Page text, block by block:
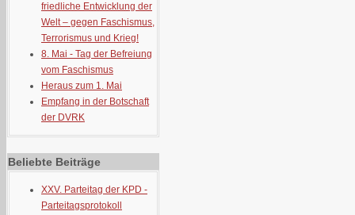
friedliche Entwicklung der
Welt – gegen Faschismus,
Terrorismus und Krieg!
8. Mai - Tag der Befreiung
vom Faschismus
Heraus zum 1. Mai
Empfang in der Botschaft
der DVRK
Beliebte Beiträge
XXV. Parteitag der KPD -
Parteitagsprotokoll